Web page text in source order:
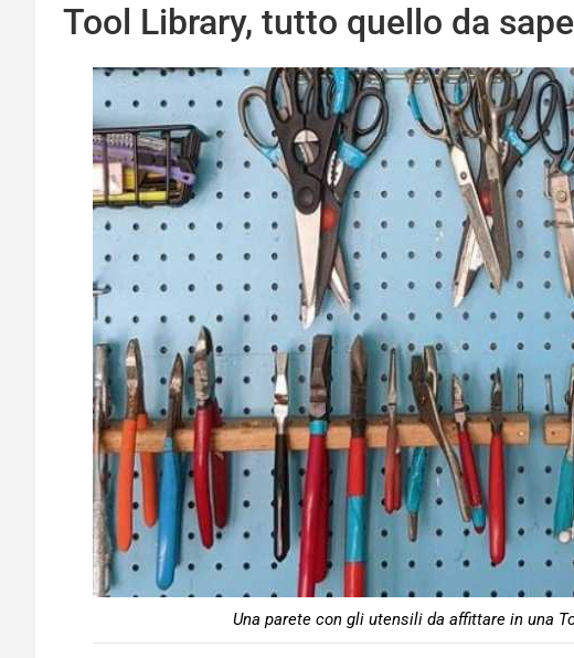
Tool Library, tutto quello da
Una parete con gli utensili da affittare in una